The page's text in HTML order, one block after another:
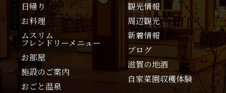
日帰り
お料理
ムスリム
フレンドリーメニュー
お部屋
施設のご案内
おごと温泉
観光情報
周辺観光
新着情報
ブログ
滋賀の地酒
自家菜園収穫体験